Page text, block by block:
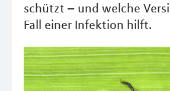
schützt – und welche
Fall einer Infektion hilft.